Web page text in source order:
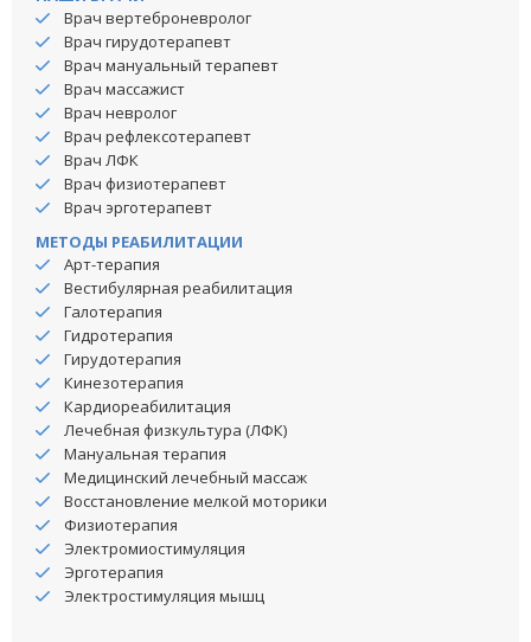
Врач вертеброневролог
Врач гирудотерапевт
Врач мануальный терапевт
Врач массажист
Врач невролог
Врач рефлексотерапевт
Врач ЛФК
Врач физиотерапевт
Врач эрготерапевт
МЕТОДЫ РЕАБИЛИТАЦИИ
Арт-терапия
Вестибулярная реабилитация
Галотерапия
Гидротерапия
Гирудотерапия
Кинезотерапия
Кардиореабилитация
Лечебная физкультура (ЛФК)
Мануальная терапия
Медицинский лечебный массаж
Восстановление мелкой моторики
Физиотерапия
Электромиостимуляция
Эрготерапия
Электростимуляция мышц